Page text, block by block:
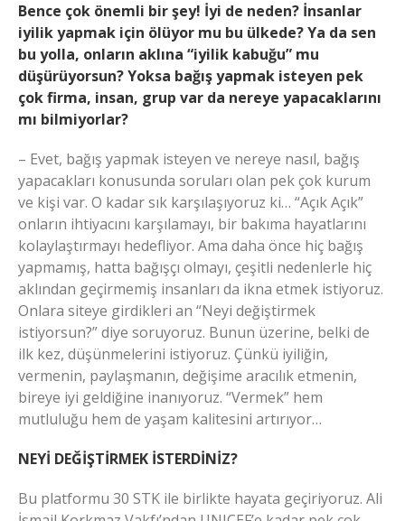
Bence çok önemli bir şey! İyi de neden? İnsanlar
iyilik yapmak için ölüyor mu bu ülkede? Ya da sen
bu yolla, onların aklına “iyilik kabuğu” mu
düşürüyorsun? Yoksa bağış yapmak isteyen pek
çok firma, insan, grup var da nereye yapacaklarını
mı bilmiyorlar?
– Evet, bağış yapmak isteyen ve nereye nasıl, bağış
yapacakları konusunda soruları olan pek çok kurum
ve kişi var. O kadar sık karşılaşıyoruz ki… “Açık Açık”
onların ihtiyacını karşılamayı, bir bakıma hayatlarını
kolaylaştırmayı hedefliyor. Ama daha önce hiç bağış
yapmamış, hatta bağışçı olmayı, çeşitli nedenlerle hiç
aklından geçirmemiş insanları da ikna etmek istiyoruz.
Onlara siteye girdikleri an “Neyi değiştirmek
istiyorsun?” diye soruyoruz. Bunun üzerine, belki de
ilk kez, düşünmelerini istiyoruz. Çünkü iyiliğin,
vermenin, paylaşmanın, değişime aracılık etmenin,
bireye iyi geldiğine inanıyoruz. “Vermek” hem
mutluluğu hem de yaşam kalitesini artırıyor…
NEYİ DEĞİŞTİRMEK İSTERDİNİZ?
Bu platformu 30 STK ile birlikte hayata geçiriyoruz. Ali